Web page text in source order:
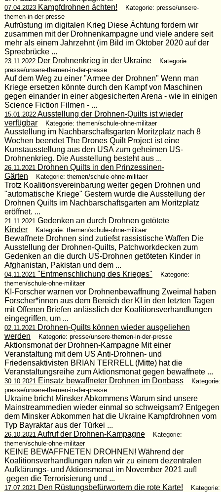
07.04.2023Kampfdrohnen ächten!
Kategorie: presse/unsere-
themen-in-der-presse
Aufrüstung im digitalen Krieg Diese Ächtung fordern wir
zusammen mit der Drohnenkampagne und viele andere seit
mehr als einem Jahrzehnt (im Bild im Oktober 2020 auf der
Spreebrücke ...
23.11.2022Der Drohnenkrieg in der Ukraine
Kategorie:
presse/unsere-themen-in-der-presse
Auf dem Weg zu einer "Armee der Drohnen" Wenn man
Kriege ersetzen könnte durch den Kampf von Maschinen
gegen einander in einer abgesicherten Arena - wie in einigen
Science Fiction Filmen - ...
15.01.2022Ausstellung der Drohnen-Quilts ist wieder
verfügbar
Kategorie: themen/schule-ohne-militaer
Ausstellung im Nachbarschaftsgarten Moritzplatz nach 8
Wochen beendet The Drones Quilt Project ist eine
Kunstausstellung aus den USA zum geheimen US-
Drohnenkrieg. Die Ausstellung besteht aus ...
26.11.2021 Drohnen Quilts in den Prinzessinen-
Gärten
Kategorie: themen/schule-ohne-militaer
Trotz Koalitionsvereinbarung weiter gegen Drohnen und
"automatische Kriege" Gestern wurde die Ausstellung der
Drohnen Quilts im Nachbarschaftsgarten am Moritzplatz
eröffnet. ...
21.11.2021 Gedenken an durch Drohnen getötete
Kinder
Kategorie: themen/schule-ohne-militaer
Bewaffnete Drohnen sind zutiefst rassistische Waffen Die
Ausstellung der Drohnen-Quilts, Patchworkdecken zum
Gedenken an die durch US-Drohnen getöteten Kinder in
Afghanistan, Pakistan und dem ...
04.11.2021 "Entmenschlichung des Krieges"
Kategorie:
themen/schule-ohne-militaer
KI-Forscher warnen vor Drohnenbewaffnung Zweimal haben
Forscher*innen aus dem Bereich der KI in den letzten Tagen
mit Offenen Briefen anlässlich der Koalitionsverhandlungen
eingegriffen, um ...
02.11.2021 Drohnen-Quilts können wieder ausgeliehen
werden
Kategorie: presse/unsere-themen-in-der-presse
Aktionsmonat der Drohnen-Kampagne Mit einer
Veranstaltung mit dem US Anti-Drohnen- und
Friedensaktivisten BRIAN TERRELL (Mitte) hat die
Veranstaltungsreihe zum Aktionsmonat gegen bewaffnete ...
30.10.2021 Einsatz bewaffneter Drohnen im Donbass
Kategorie:
presse/unsere-themen-in-der-presse
Ukraine bricht Minsker Abkommens Warum sind unsere
Mainstreammedien wieder einmal so schweigsam? Entgegen
dem Minsker Abkommen hat die Ukraine Kampfdrohnen vom
Typ Bayraktar aus der Türkei ...
26.10.2021 Aufruf der Drohnen-Kampagne
Kategorie:
themen/schule-ohne-militaer
KEINE BEWAFFNETEN DROHNEN! Während der
Koalitionsverhandlungen rufen wir zu einem dezentralen
Aufklärungs- und Aktionsmonat im November 2021 auf!
gegen die Terrorisierung und ...
17.07.2021 Den Rüstungsbefürwortern die rote Karte!
Kategorie: